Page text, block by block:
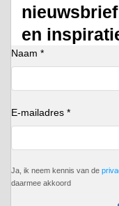
en
Naam *
E-mailadres *
Ja, ik neem kennis van de
daarmee akkoord